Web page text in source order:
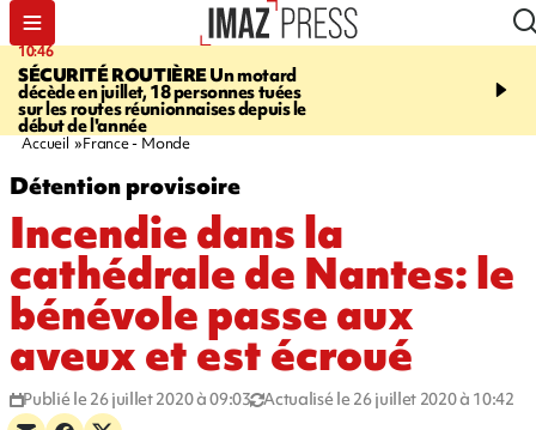
10:46
SÉCURITÉ ROUTIÈREUn motard
décède en juillet, 18 personnes tuées
sur les routes réunionnaises depuis le
début de l'année
13:49
mineurs - un courrier
Accueil France - Monde
Détention provisoire
Incendie dans la
cathédrale de Nantes: le
bénévole passe aux
aveux et est écroué
Publié le 26 juillet 2020 à 09:03 Actualisé le 26 juillet 2020 à 10:42